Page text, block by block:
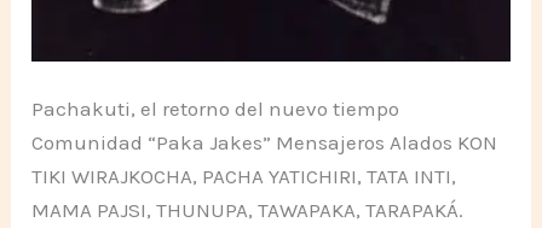
Pachakuti, el retorno del nuevo tiempo
Comunidad “Paka Jakes” Mensajeros Alados KON
TIKI WIRAJKOCHA, PACHA YATICHIRI, TATA INTI,
MAMA PAJSI, THUNUPA, TAWAPAKA, TARAPAKÁ.